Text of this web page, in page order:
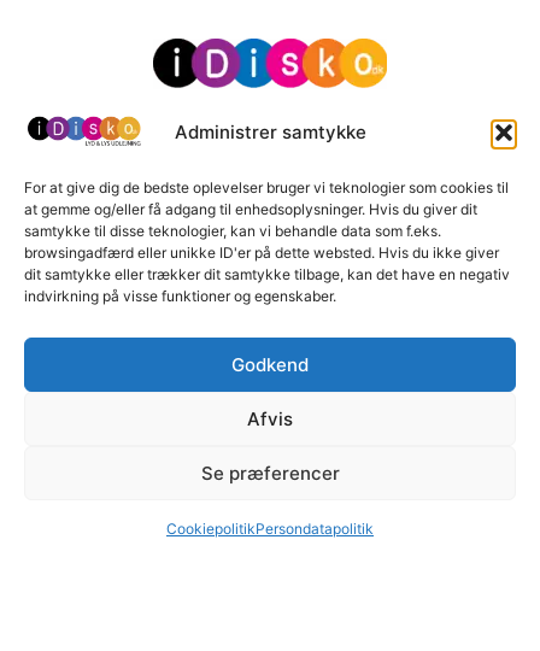
Administrer samtykke
For at give dig de bedste oplevelser bruger vi teknologier som cookies til
at gemme og/eller få adgang til enhedsoplysninger. Hvis du giver dit
samtykke til disse teknologier, kan vi behandle data som f.eks.
browsingadfærd eller unikke ID'er på dette websted. Hvis du ikke giver
dit samtykke eller trækker dit samtykke tilbage, kan det have en negativ
indvirkning på visse funktioner og egenskaber.
Godkend
Afvis
Se præferencer
CookiepolitikPersondatapolitik
2730 Herlev
Kundecenter
Nyheder
Kunde login